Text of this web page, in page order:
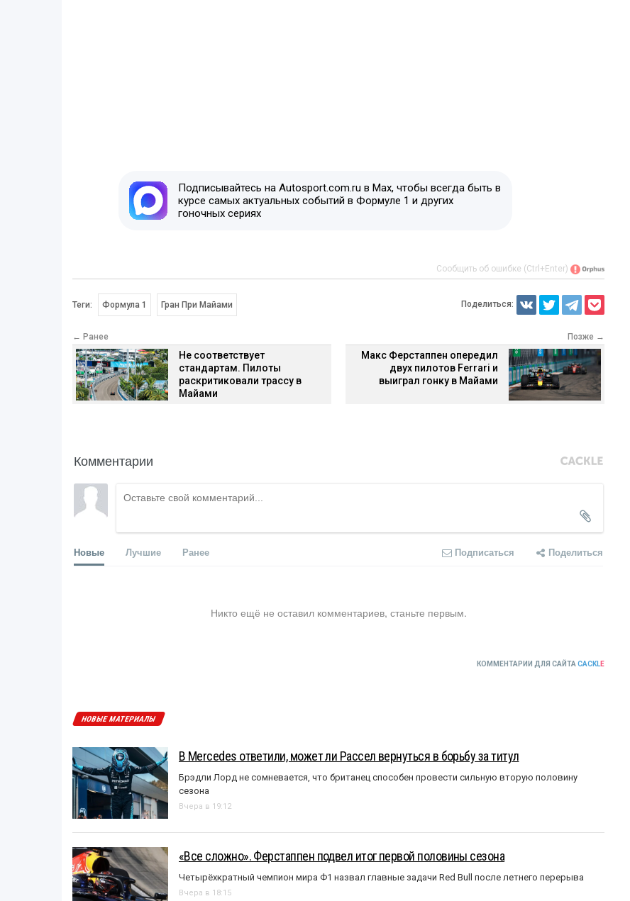
Подписывайтесь на Autosport.com.ru в Max, чтобы всегда быть в
курсе самых актуальных событий в Формуле 1 и других
гоночных сериях
Сообщить об ошибке (Ctrl+Enter)
Теги: Формула 1 Гран При Майами Поделиться:
← Ранее
Не соответствует
стандартам. Пилоты
раскритиковали трассу в
Майами
Позже →
Макс Ферстаппен опередил
двух пилотов Ferrari и
выиграл гонку в Майами
Комментарии
Новые Лучшие Ранее Подписаться Поделиться
Никто ещё не оставил комментариев, станьте первым.
КОММЕНТАРИИ ДЛЯ САЙТА CACKLE
НОВЫЕ МАТЕРИАЛЫ
В Mercedes ответили, может ли Рассел вернуться в борьбу за титул
Брэдли Лорд не сомневается, что британец способен провести сильную вторую половину
сезона
Вчера в 19:12
«Все сложно». Ферстаппен подвел итог первой половины сезона
Четырёхкратный чемпион мира Ф1 назвал главные задачи Red Bull после летнего перерыва
Вчера в 18:15